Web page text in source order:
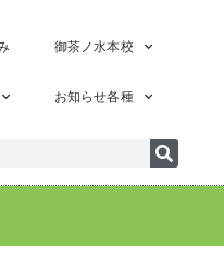
御茶ノ水本校
お知らせ各種